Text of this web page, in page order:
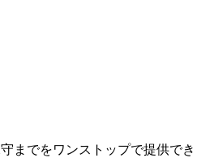
までをワンストップで提供でき